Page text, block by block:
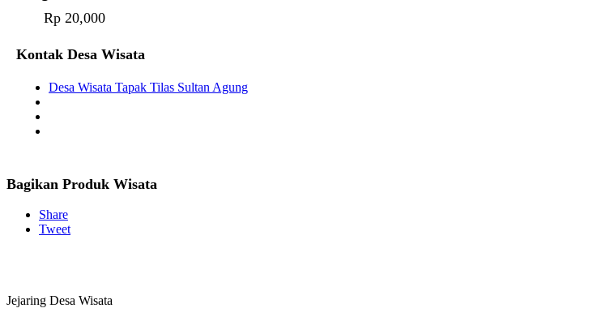
Rp 20,000
Kontak Desa Wisata
Desa Wisata Tapak Tilas Sultan Agung
Bagikan Produk Wisata
Share
Tweet
Jejaring Desa Wisata